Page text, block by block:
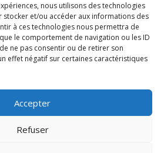
nous utilisons des technologies
stocker et/ou accéder aux informations des
à ces technologies nous permettra de
le comportement de navigation ou les ID
ne pas consentir ou de retirer son
effet négatif sur certaines caractéristiques
Accepter
Refuser
n'hésite
à nous envoyer
chroniques de
de films,
ou des billets
: